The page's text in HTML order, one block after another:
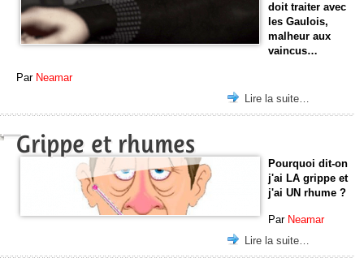
doit traiter avec
les Gaulois,
malheur aux
vaincus…
Par Neamar
Lire la suite…
Grippe et rhumes
Pourquoi dit-on
j'ai LA grippe et
j'ai UN rhume ?
Par Neamar
Lire la suite…